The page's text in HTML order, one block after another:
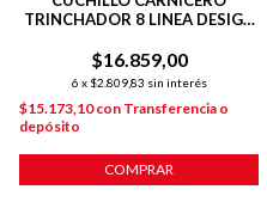
TRINCHADOR 8 LINEA DESIGN
$16.859,00
6 x $2.809,83 sin interés
$15.173,10con Transferencia o
depósito
COMPRAR